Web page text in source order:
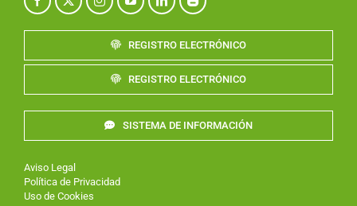
REGISTRO ELECTRÓNICO
REGISTRO ELECTRÓNICO
SISTEMA DE INFORMACIÓN
Aviso Legal
Política de Privacidad
Uso de Cookies